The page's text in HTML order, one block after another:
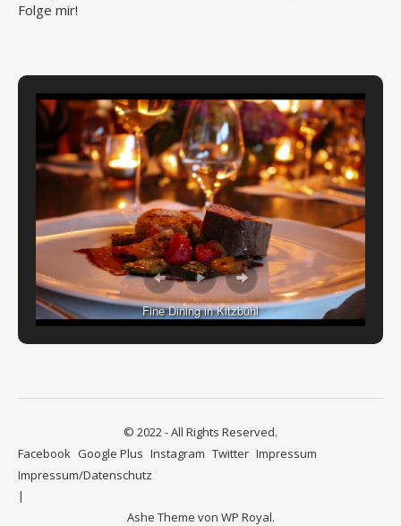
Folge mir!
Fine Dining in Kitzbühl
© 2022 - All Rights Reserved.
Facebook Google Plus Instagram Twitter Impressum
Impressum/Datenschutz
Ashe Theme von WP Royal.